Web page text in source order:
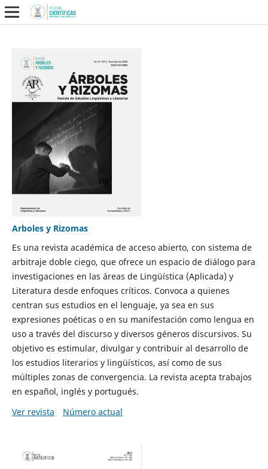
Arboles y Rizomas
Es una revista académica de acceso abierto, con sistema de
arbitraje doble ciego, que ofrece un espacio de diálogo para
investigaciones en las áreas de Lingüística (Aplicada) y
Literatura desde enfoques críticos. Convoca a quienes
centran sus estudios en el lenguaje, ya sea en sus
expresiones poéticas o en su manifestación como lengua en
uso a través del discurso y diversos géneros discursivos. Su
objetivo es estimular, divulgar y contribuir al desarrollo de
los estudios literarios y lingüísticos, así como de sus
múltiples zonas de convergencia. La revista acepta trabajos
en español, inglés y portugués.
Ver revista
Número actual